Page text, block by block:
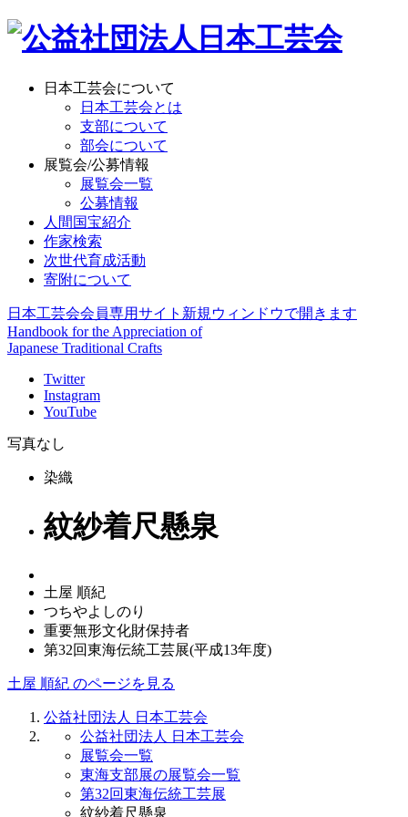
日本工芸会について
日本工芸会とは
支部について
部会について
展覧会/公募情報
展覧会一覧
公募情報
人間国宝紹介
作家検索
次世代育成活動
寄附について
日本工芸会会員専用サイト 新規ウィンドウで開きます
Handbook for the Appreciation of
Japanese Traditional Crafts
Twitter
Instagram
YouTube
写真なし
染織
紋紗着尺懸泉
土屋 順紀
つちやよしのり
重要無形文化財保持者
第32回東海伝統工芸展(平成13年度)
土屋 順紀 のページを見る
公益社団法人 日本工芸会
公益社団法人 日本工芸会
展覧会一覧
東海支部展の展覧会一覧
第32回東海伝統工芸展
紋紗着尺懸泉